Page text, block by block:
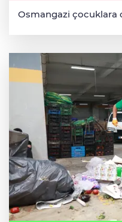
Osmangazi çocuklara